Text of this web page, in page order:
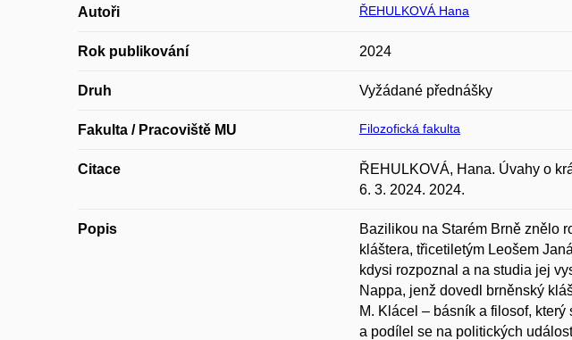
Autoři ŘEHULKOVÁ Hana
Rok publikování 2024
Druh Vyžádané přednášky
Fakulta / Pracoviště MU Filozofická fakulta
Citace
ŘEHULKOVÁ, Hana. Úvahy o
6. 3. 2024. 2024.
Popis
Bazilikou na Starém Brně znělo
kláštera, třicetiletým Leošem
kdysi rozpoznal a na studia jej
Nappa, jenž dovedl brněnský
M. Klácel – básník a filosof,
a podílel se na politických